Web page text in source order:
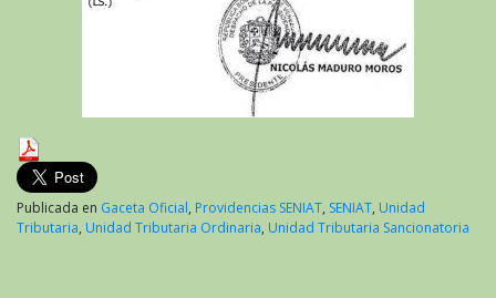
Publicada en Gaceta Oficial, Providencias SENIAT, SENIAT, Unidad
Tributaria, Unidad Tributaria Ordinaria, Unidad Tributaria Sancionatoria